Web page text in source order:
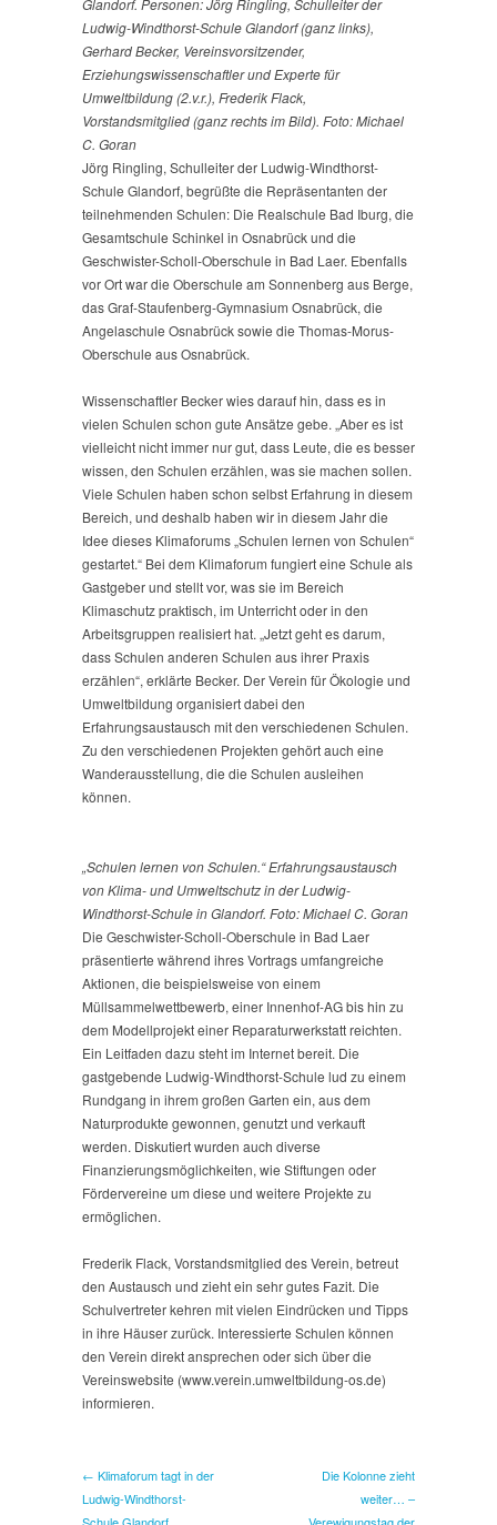
Glandorf. Personen: Jörg Ringling, Schulleiter der
Ludwig-Windthorst-Schule Glandorf (ganz links),
Gerhard Becker, Vereinsvorsitzender,
Erziehungswissenschaftler und Experte für
Umweltbildung (2.v.r.), Frederik Flack,
Vorstandsmitglied (ganz rechts im Bild). Foto: Michael
C. Goran
Jörg Ringling, Schulleiter der Ludwig-Windthorst-
Schule Glandorf, begrüßte die Repräsentanten der
teilnehmenden Schulen: Die Realschule Bad Iburg, die
Gesamtschule Schinkel in Osnabrück und die
Geschwister-Scholl-Oberschule in Bad Laer. Ebenfalls
vor Ort war die Oberschule am Sonnenberg aus Berge,
das Graf-Staufenberg-Gymnasium Osnabrück, die
Angelaschule Osnabrück sowie die Thomas-Morus-
Oberschule aus Osnabrück.
Wissenschaftler Becker wies darauf hin, dass es in
vielen Schulen schon gute Ansätze gebe. „Aber es ist
vielleicht nicht immer nur gut, dass Leute, die es besser
wissen, den Schulen erzählen, was sie machen sollen.
Viele Schulen haben schon selbst Erfahrung in diesem
Bereich, und deshalb haben wir in diesem Jahr die
Idee dieses Klimaforums „Schulen lernen von Schulen“
gestartet.“ Bei dem Klimaforum fungiert eine Schule als
Gastgeber und stellt vor, was sie im Bereich
Klimaschutz praktisch, im Unterricht oder in den
Arbeitsgruppen realisiert hat. „Jetzt geht es darum,
dass Schulen anderen Schulen aus ihrer Praxis
erzählen“, erklärte Becker. Der Verein für Ökologie und
Umweltbildung organisiert dabei den
Erfahrungsaustausch mit den verschiedenen Schulen.
Zu den verschiedenen Projekten gehört auch eine
Wanderausstellung, die die Schulen ausleihen
können.
„Schulen lernen von Schulen.“ Erfahrungsaustausch
von Klima- und Umweltschutz in der Ludwig-
Windthorst-Schule in Glandorf. Foto: Michael C. Goran
Die Geschwister-Scholl-Oberschule in Bad Laer
präsentierte während ihres Vortrags umfangreiche
Aktionen, die beispielsweise von einem
Müllsammelwettbewerb, einer Innenhof-AG bis hin zu
dem Modellprojekt einer Reparaturwerkstatt reichten.
Ein Leitfaden dazu steht im Internet bereit. Die
gastgebende Ludwig-Windthorst-Schule lud zu einem
Rundgang in ihrem großen Garten ein, aus dem
Naturprodukte gewonnen, genutzt und verkauft
werden. Diskutiert wurden auch diverse
Finanzierungsmöglichkeiten, wie Stiftungen oder
Fördervereine um diese und weitere Projekte zu
ermöglichen.
Frederik Flack, Vorstandsmitglied des Verein, betreut
den Austausch und zieht ein sehr gutes Fazit. Die
Schulvertreter kehren mit vielen Eindrücken und Tipps
in ihre Häuser zurück. Interessierte Schulen können
den Verein direkt ansprechen oder sich über die
Vereinswebsite (www.verein.umweltbildung-os.de)
informieren.
← Klimaforum tagt in der
Ludwig-Windthorst-
Die Kolonne zieht
weiter… –